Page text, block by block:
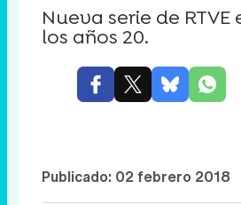
Nueva serie de
los años 20.
Publicado: 02 febrero 2018